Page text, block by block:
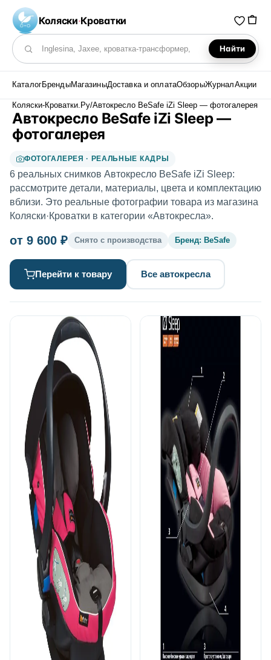
Коляски·Кроватки
Поиск по каталогу
Найти
КаталогБрендыМагазиныДоставка и оплатаОбзорыЖурналАкции
Коляски-Кроватки.Ру/Автокресло BeSafe iZi Sleep — фотогалерея
Автокресло BeSafe iZi Sleep —
фотогалерея
ФОТОГАЛЕРЕЯ · РЕАЛЬНЫЕ КАДРЫ
6 реальных снимков Автокресло BeSafe iZi Sleep:
рассмотрите детали, материалы, цвета и комплектацию
вблизи. Это реальные фотографии товара из магазина
Коляски·Кроватки в категории «Автокресла».
от 9 600 ₽ Снято с производства Бренд: BeSafe
Перейти к товару Все автокресла